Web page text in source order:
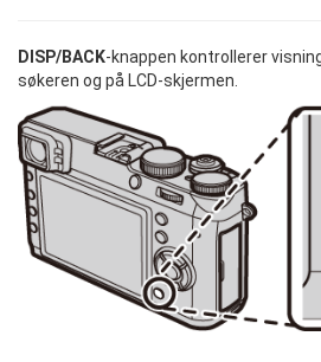
DISP/BACK-knappen kontrollerer
søkeren og på LCD-skjermen.